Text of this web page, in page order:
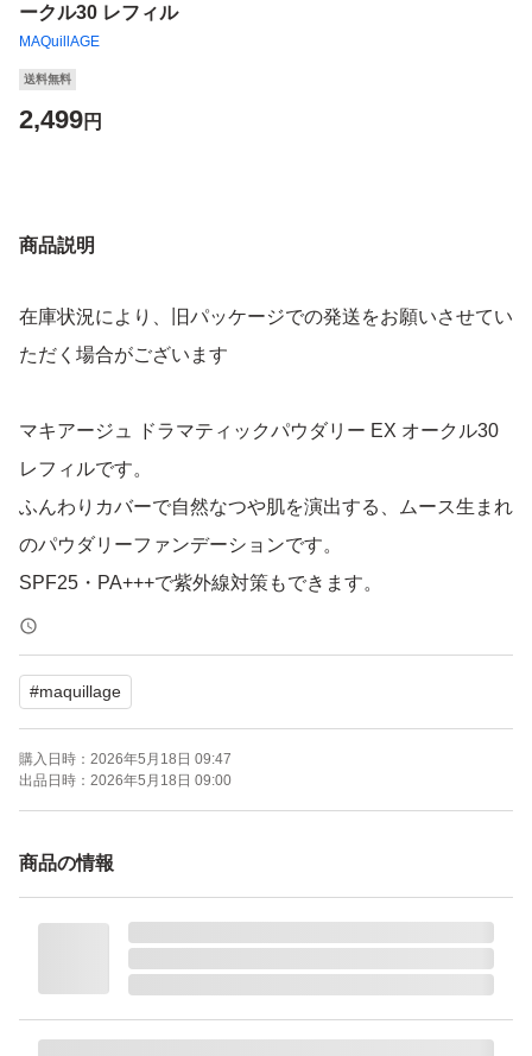
ークル30 レフィル
MAQuillAGE
送料無料
2,499円
商品説明
在庫状況により、旧パッケージでの発送をお願いさせてい
ただく場合がございます
マキアージュ ドラマティックパウダリー EX オークル30
レフィルです。
ふんわりカバーで自然なつや肌を演出する、ムース生まれ
のパウダリーファンデーションです。
SPF25・PA+++で紫外線対策もできます。
新品未開封の未使用品です。
【ブランド】MAQuillAGE (マキアージュ)
【商品名】ドラマティックパウダリー EX
【カラー】オークル30
【タイプ】レフィル
【SPF/PA】SPF25・PA+++
#maquillage
購入日時： 2026年5月18日 09:47
出品日時： 2026年5月18日 09:00
商品の情報